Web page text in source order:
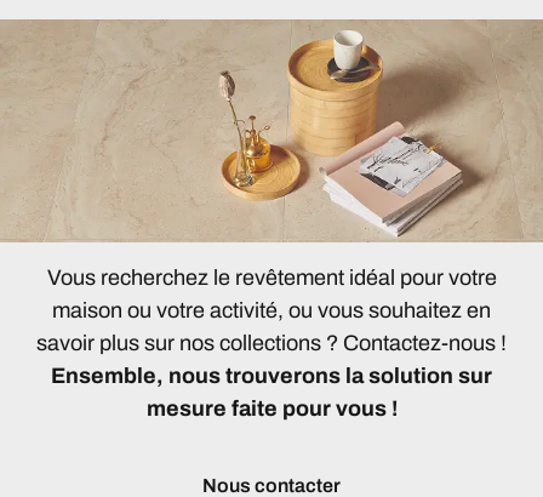
Vous recherchez le revêtement idéal pour votre
maison ou votre activité, ou vous souhaitez en
savoir plus sur nos collections ? Contactez-nous !
Ensemble, nous trouverons la solution sur
mesure faite pour vous !
Nous contacter